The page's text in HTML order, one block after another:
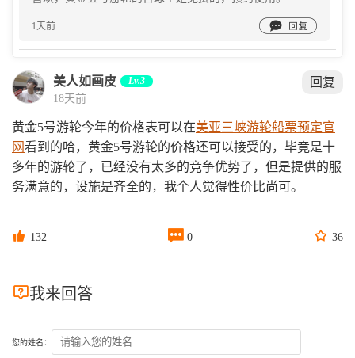
1天前 
美人如画皮 Lv.3
18天前
回复
黄金5号游轮今年的价格表可以在美亚三峡游轮船票预定官
网看到的哈，黄金5号游轮的价格还可以接受的，毕竟是十
多年的游轮了，已经没有太多的竞争优势了，但是提供的服
务满意的，设施是齐全的，我个人觉得性价比尚可。
 132  0  36
我来回答
您的姓名：